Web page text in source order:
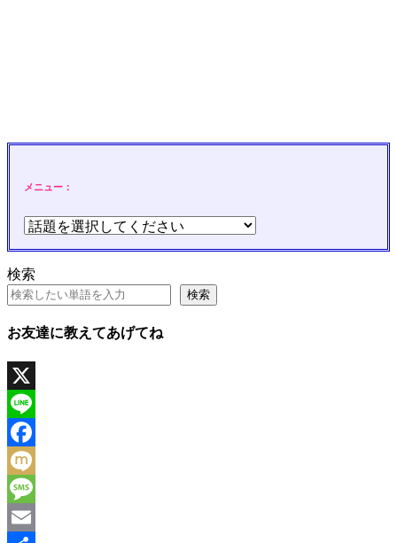
メニュー：
検索
検索
お友達に教えてあげてね
X
Line
Facebook
Mixi
Message